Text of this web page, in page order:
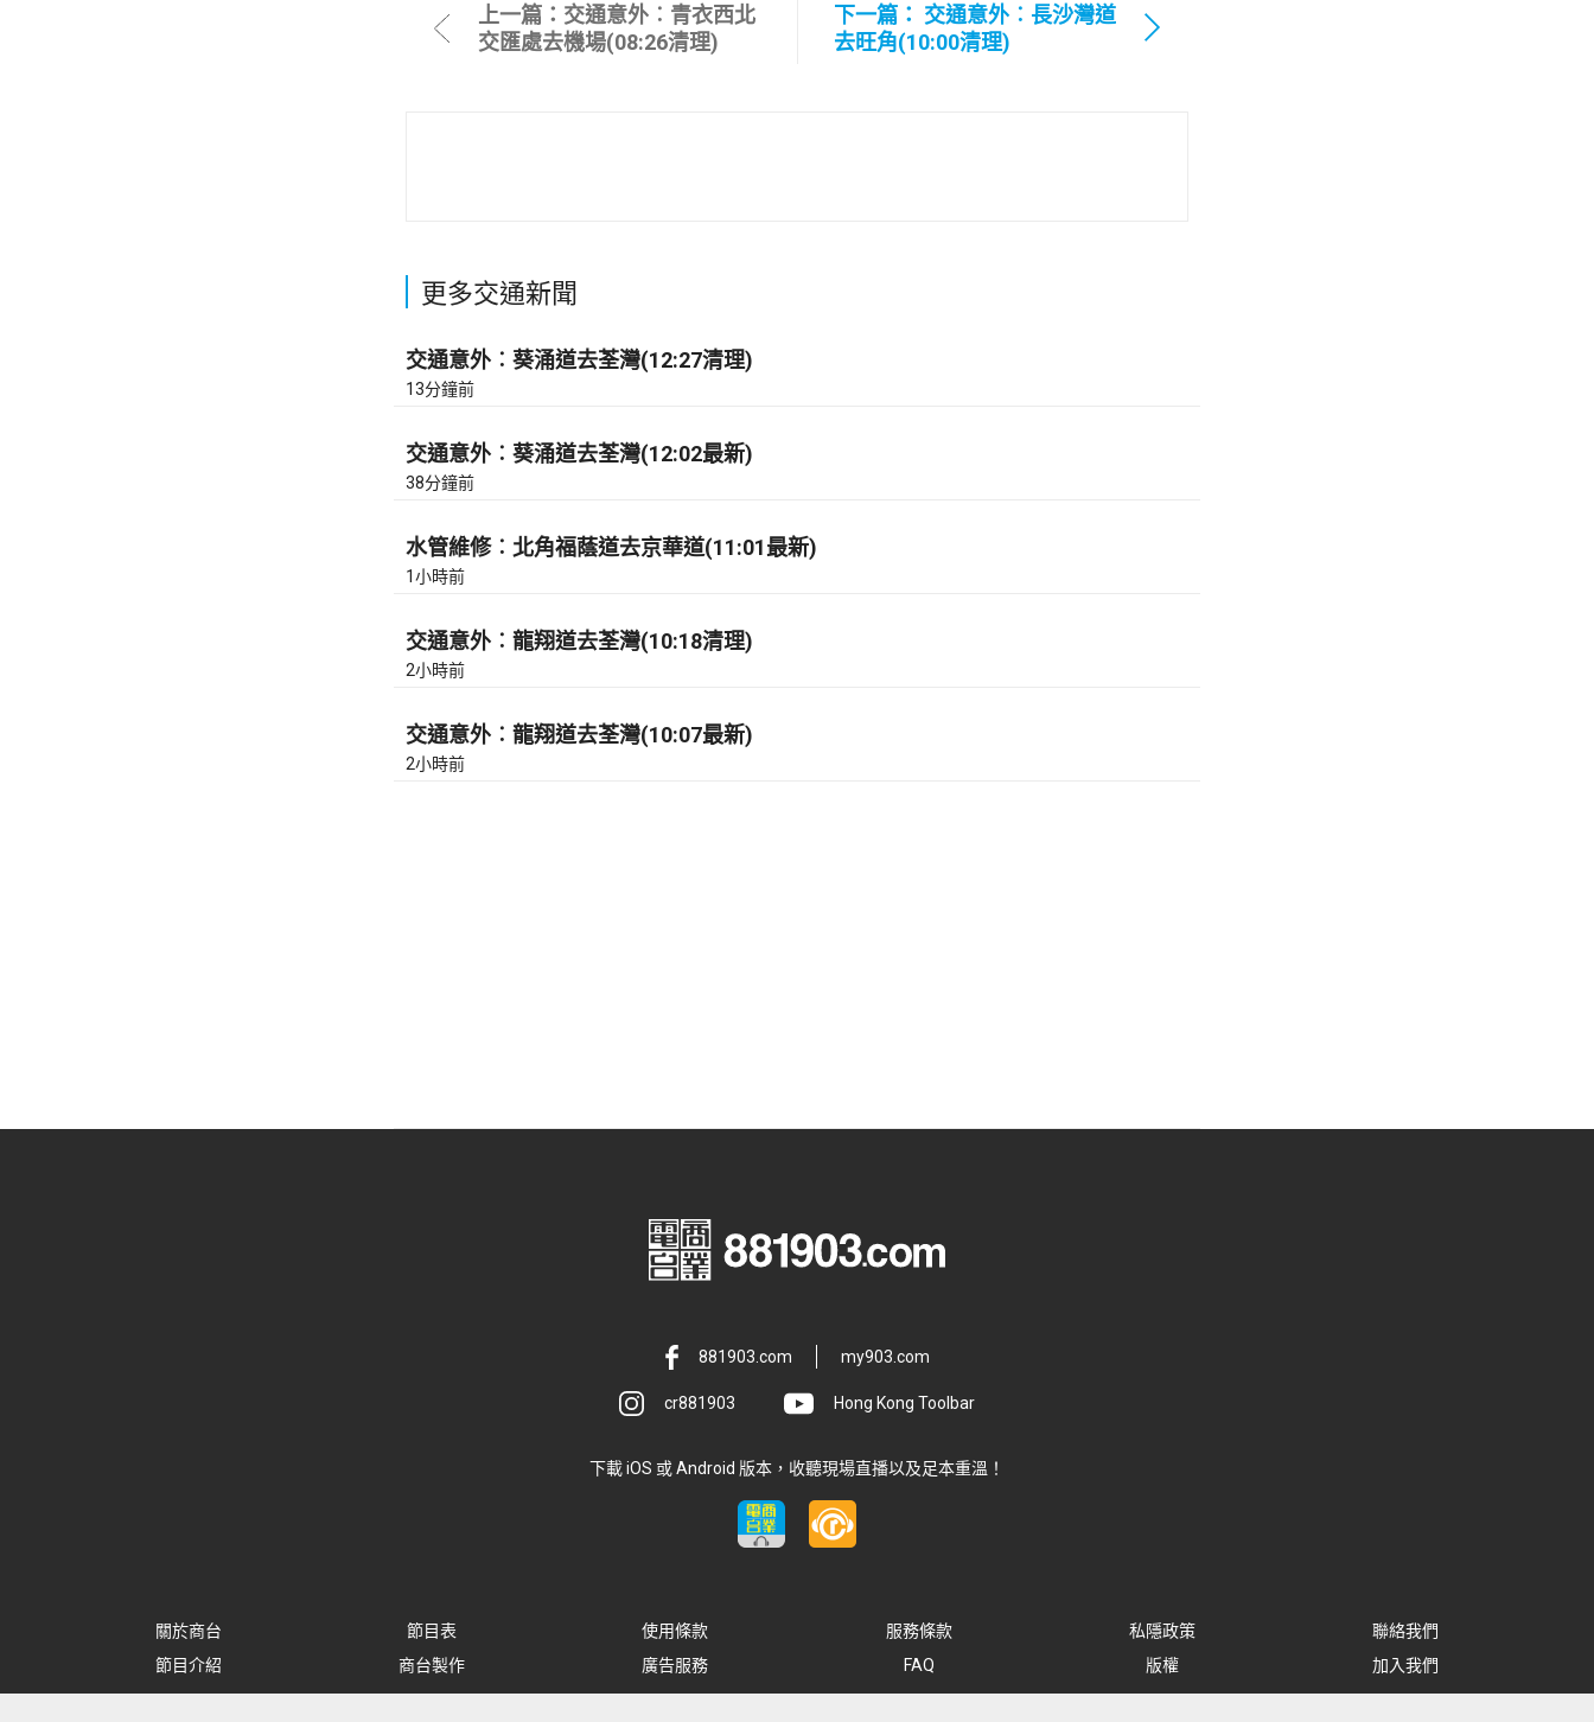
上一篇：交通意外︰青衣西北
交匯處去機場(08:26清理)
下一篇： 交通意外︰長沙灣道
去旺角(10:00清理)
更多交通新聞
交通意外︰葵涌道去荃灣(12:27清理)
13分鐘前
交通意外︰葵涌道去荃灣(12:02最新)
38分鐘前
水管維修︰北角福蔭道去京華道(11:01最新)
1小時前
交通意外︰龍翔道去荃灣(10:18清理)
2小時前
交通意外︰龍翔道去荃灣(10:07最新)
2小時前
881903.com my903.com
cr881903 Hong Kong Toolbar
下載 iOS 或 Android 版本，收聽現場直播以及足本重溫！
關於商台 節目表 使用條款 服務條款 私隱政策
聯絡我們
節目介紹
商台製作 廣告服務 FAQ 版權 加入我們